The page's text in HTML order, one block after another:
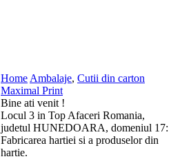
Home Ambalaje, Cutii din carton
Maximal Print
Bine ati venit !
Locul 3 in Top Afaceri Romania,
judetul HUNEDOARA, domeniul 17:
Fabricarea hartiei si a produselor din
hartie.